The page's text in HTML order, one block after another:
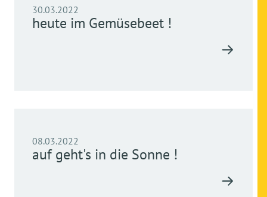
30.03.2022
heute im Gemüsebeet !
08.03.2022
auf geht's in die Sonne !